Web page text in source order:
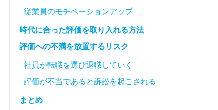
従業員のモチベーションアップ
時代に合った評価を取り入れる方法
評価への不満を放置するリスク
社員が転職を選び退職していく
評価が不当であると訴訟を起こされる
まとめ